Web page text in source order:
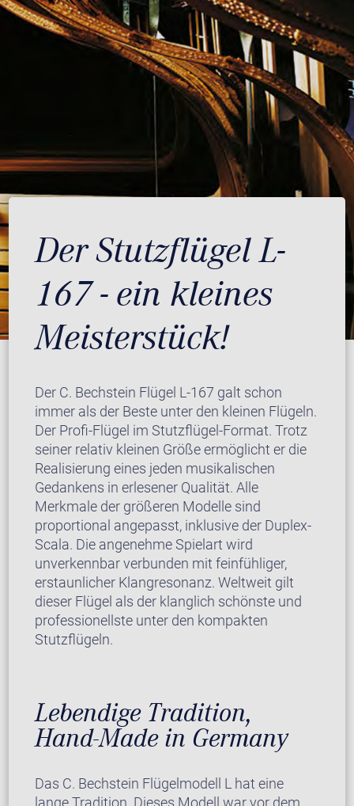
Der Stutzflügel L-
167 - ein kleines
Meisterstück!
Der C. Bechstein Flügel L-167 galt schon
immer als der Beste unter den kleinen Flügeln.
Der Profi-Flügel im Stutzflügel-Format. Trotz
seiner relativ kleinen Größe ermöglicht er die
Realisierung eines jeden musikalischen
Gedankens in erlesener Qualität. Alle
Merkmale der größeren Modelle sind
proportional angepasst, inklusive der Duplex-
Scala. Die angenehme Spielart wird
unverkennbar verbunden mit feinfühliger,
erstaunlicher Klangresonanz. Weltweit gilt
dieser Flügel als der klanglich schönste und
professionellste unter den kompakten
Stutzflügeln.
Lebendige Tradition,
Hand-Made in Germany
Das C. Bechstein Flügelmodell L hat eine
lange Tradition. Dieses Modell war vor dem